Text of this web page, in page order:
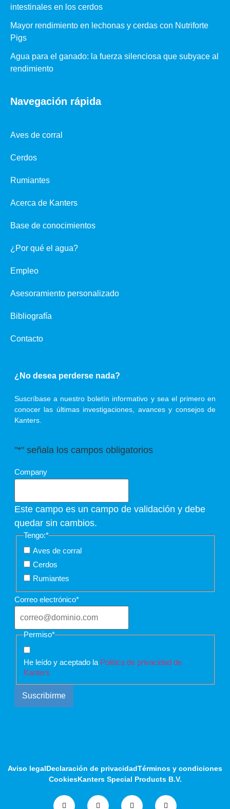
intestinales en los cerdos
Mayor rendimiento en lechonas y cerdas con Nutriforte
Pigs
Agua para el ganado: la fuerza silenciosa que subyace al
rendimiento
Navegación rápida
Aves de corral
Cerdos
Rumiantes
Acerca de Kanters
Base de conocimientos
¿Por qué el agua?
Empleo
Asesoramiento personalizado
Bibliografía
Contacto
¿No desea perderse nada?
Suscríbase a nuestro boletín informativo y sea el primero en
conocer las últimas investigaciones, avances y consejos de
Kanters.
"*" señala los campos obligatorios
Company
Este campo es un campo de validación y debe
quedar sin cambios.
Tengo:*
Aves de corral
Cerdos
Rumiantes
Correo electrónico*
Permiso*
He leído y aceptado la Política de privacidad de
Kanters
Aviso legalDeclaración de privacidadTérminos y condiciones
CookiesKanters Special Products B.V.